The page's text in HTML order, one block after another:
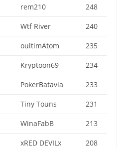
rem210 248
Wtf River 240
oultimAtom 235
Kryptoon69 234
PokerBatavia 233
Tiny Touns 231
WinaFabB 213
xRED DEVILx 208